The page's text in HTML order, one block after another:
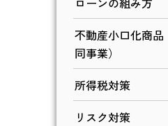
不動産小口化商
同事業）
所得税対策
リスク対策